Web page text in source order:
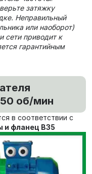
затяжку
Неправильный
или наоборот)
сети приводит к
гарантийным
об/мин
в соответствии с
и фланец В35